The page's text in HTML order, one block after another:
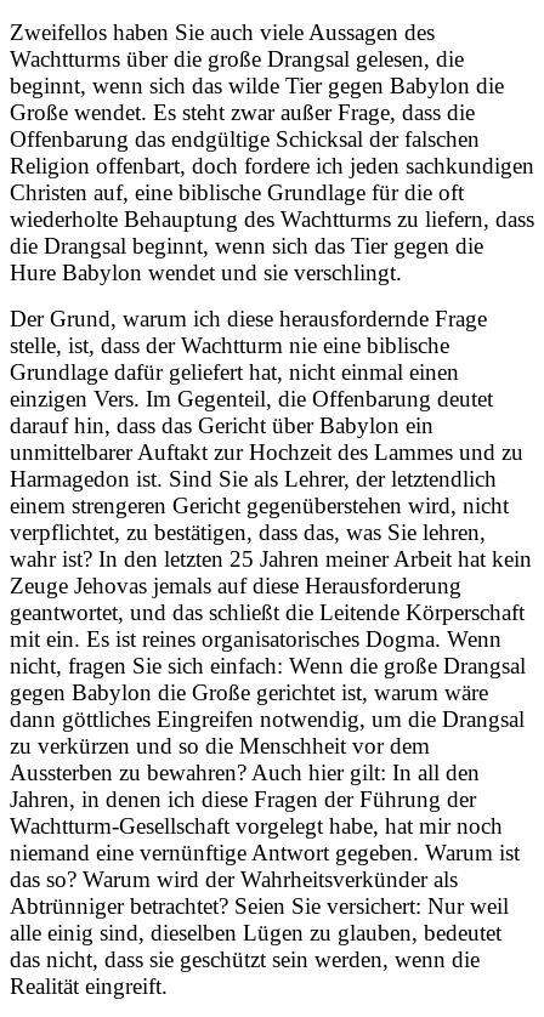
Zweifellos haben Sie auch viele Aussagen des
Wachtturms über die große Drangsal gelesen, die
beginnt, wenn sich das wilde Tier gegen Babylon die
Große wendet. Es steht zwar außer Frage, dass die
Offenbarung das endgültige Schicksal der falschen
Religion offenbart, doch fordere ich jeden sachkundigen
Christen auf, eine biblische Grundlage für die oft
wiederholte Behauptung des Wachtturms zu liefern, dass
die Drangsal beginnt, wenn sich das Tier gegen die
Hure Babylon wendet und sie verschlingt.
Der Grund, warum ich diese herausfordernde Frage
stelle, ist, dass der Wachtturm nie eine biblische
Grundlage dafür geliefert hat, nicht einmal einen
einzigen Vers. Im Gegenteil, die Offenbarung deutet
darauf hin, dass das Gericht über Babylon ein
unmittelbarer Auftakt zur Hochzeit des Lammes und zu
Harmagedon ist. Sind Sie als Lehrer, der letztendlich
einem strengeren Gericht gegenüberstehen wird, nicht
verpflichtet, zu bestätigen, dass das, was Sie lehren,
wahr ist? In den letzten 25 Jahren meiner Arbeit hat kein
Zeuge Jehovas jemals auf diese Herausforderung
geantwortet, und das schließt die Leitende Körperschaft
mit ein. Es ist reines organisatorisches Dogma. Wenn
nicht, fragen Sie sich einfach: Wenn die große Drangsal
gegen Babylon die Große gerichtet ist, warum wäre
dann göttliches Eingreifen notwendig, um die Drangsal
zu verkürzen und so die Menschheit vor dem
Aussterben zu bewahren? Auch hier gilt: In all den
Jahren, in denen ich diese Fragen der Führung der
Wachtturm-Gesellschaft vorgelegt habe, hat mir noch
niemand eine vernünftige Antwort gegeben. Warum ist
das so? Warum wird der Wahrheitsverkünder als
Abtrünniger betrachtet? Seien Sie versichert: Nur weil
alle einig sind, dieselben Lügen zu glauben, bedeutet
das nicht, dass sie geschützt sein werden, wenn die
Realität eingreift.